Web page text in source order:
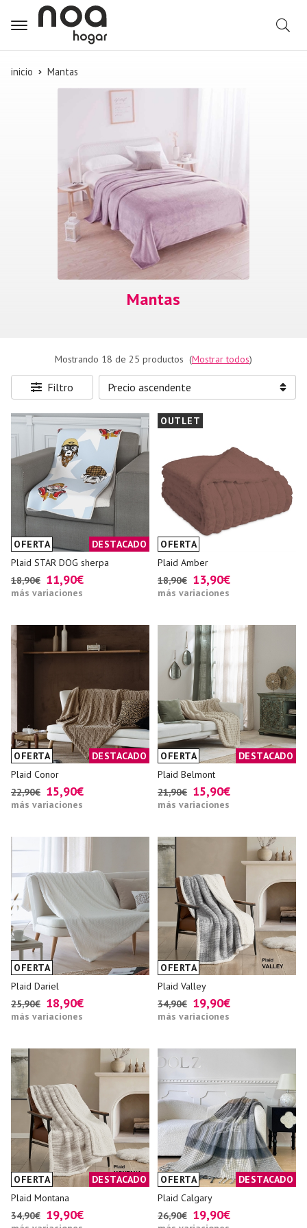
inicio Mantas
Mantas
Mostrando 18 de 25 productos (Mostrar todos)
Filtro
OFERTA
DESTACADO
Plaid STAR DOG sherpa
18,90€ 11,90€
más variaciones
OFERTA
OUTLET
Plaid Amber
18,90€ 13,90€
más variaciones
OFERTA
DESTACADO
Plaid Conor
22,90€ 15,90€
más variaciones
OFERTA
DESTACADO
Plaid Belmont
21,90€ 15,90€
más variaciones
OFERTA
Plaid Dariel
25,90€ 18,90€
más variaciones
OFERTA
Plaid Valley
34,90€ 19,90€
más variaciones
OFERTA
DESTACADO
Plaid Montana
34,90€ 19,90€
OFERTA
DESTACADO
Plaid Calgary
26,90€ 19,90€